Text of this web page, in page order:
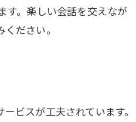
す。楽しい会話を交えなが
ださい。
ビスが工夫されています。